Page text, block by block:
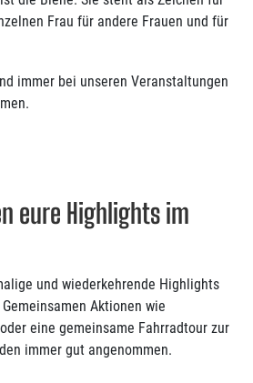
Frau für andere Frauen und für
immer bei unseren Veranstaltungen
eure Highlights im
und wiederkehrende Highlights
Aktionen wie
eine gemeinsame Fahrradtour zur
immer gut angenommen.